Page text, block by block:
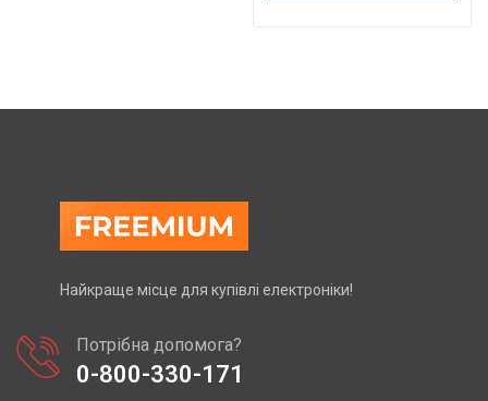
Найкраще місце для купівлі електроніки!
Потрібна допомога?
0-800-330-171